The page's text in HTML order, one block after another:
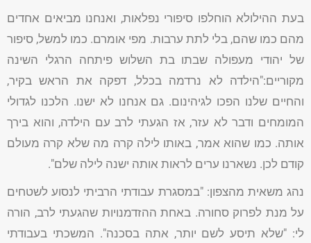
בעת ההילולא הוחלפו סיפורי נפלאות, ואנחנו מביאים אחדים
מהם כמו שהם, בלי לתת ערבות. מפי אומרם. כמו למשל, סיפור
של יהודי מעפולה שבתו בת השלוש פיתחה הרגלי השינה
מקוריים:"הילדה לא נרדמה בכלל, דפקה את הראש בקיר,
והחיים שלנו הפכו לגיהינום. גם אנחנו לא ישנו. הלכנו לגדולי
המומחים ודבר לא עזר, אז הגעתי לרב עם הילדה, והוא בירך
אותה. כמו שהוא אמר, באותו לילה קרה מה שלא קרה מעולם
קודם לכן. נשארנו ערים לראות אותה ישנה לילה שלם".
נהג משאית מהצפון: "במסגרת עבודתי הרביתי לנסוע לשטחים
על מנת לפרוק סחורה. באחת ההזדמנויות שהגעתי לרב, הורה
לי: "שלא תיסע לשם יותר, אתה בסכנה". המשכתי בעבודתי